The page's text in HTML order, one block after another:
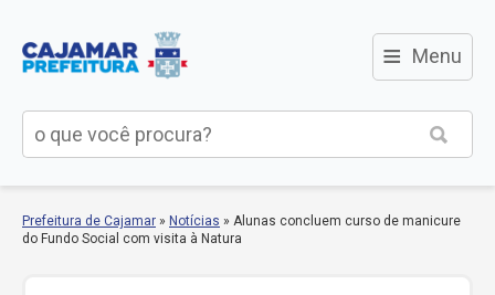
≡ Menu
Prefeitura de Cajamar » Notícias » Alunas concluem curso de manicure
do Fundo Social com visita à Natura